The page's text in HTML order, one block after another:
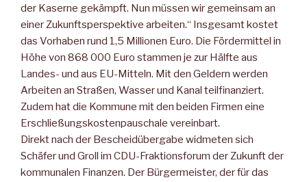
der Kaserne gekämpft. Nun müssen wir gemeinsam an
einer Zukunftsperspektive arbeiten.“ Insgesamt kostet
das Vorhaben rund 1,5 Millionen Euro. Die Fördermittel in
Höhe von 868 000 Euro stammen je zur Hälfte aus
Landes- und aus EU-Mitteln. Mit den Geldern werden
Arbeiten an Straßen, Wasser und Kanal teilfinanziert.
Zudem hat die Kommune mit den beiden Firmen eine
Erschließungskostenpauschale vereinbart.
Direkt nach der Bescheidübergabe widmeten sich
Schäfer und Groll im CDU-Fraktionsforum der Zukunft der
kommunalen Finanzen. Der Bürgermeister, der für das